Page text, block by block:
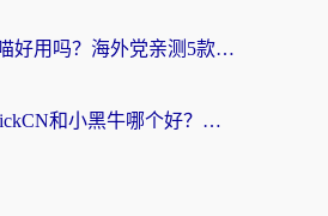
雷神手游和快喵好用吗？海外党亲测5款回国加速器，附斧牛Bling对比+微信视频号解决办法
海外党纠结ChickCN和小黑牛哪个好？一篇帮你选对回国加速器的实用指南